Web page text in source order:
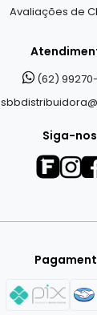
Avaliações de
(62) 99270-
Siga-nos